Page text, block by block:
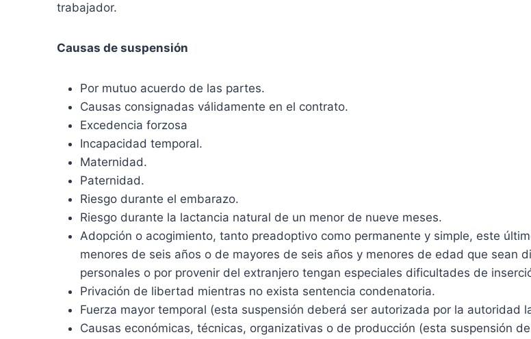
trabajador.
Causas de suspensión
Por mutuo acuerdo de las partes.
Causas consignadas válidamente en el contrato.
Excedencia forzosa
Incapacidad temporal.
Maternidad.
Paternidad.
Riesgo durante el embarazo.
Riesgo durante la lactancia natural de un menor de nueve meses.
Adopción o acogimiento, tanto preadoptivo como permanente y simple, este
menores de seis años o de mayores de seis años y menores de edad que sean
personales o por provenir del extranjero tengan especiales dificultades de
Privación de libertad mientras no exista sentencia condenatoria.
Fuerza mayor temporal (esta suspensión deberá ser autorizada por la
Causas económicas, técnicas, organizativas o de producción (esta suspensión